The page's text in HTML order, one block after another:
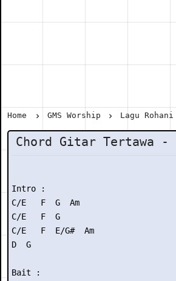
Home GMS Worship Lagu Rohani
Chord Gitar Tertawa -
Intro :
C/E   F  G  Am
C/E   F  G
C/E   F  E/G#  Am
D  G
Bait :